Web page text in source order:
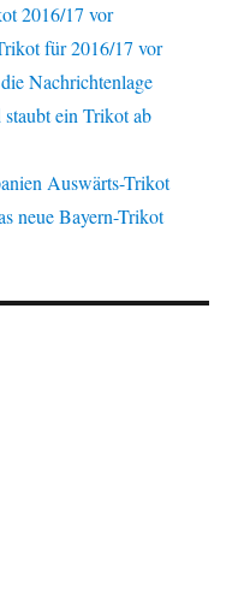
2016/17 vor
für 2016/17 vor
Nachrichtenlage
ein Trikot ab
Auswärts-Trikot
neue Bayern-Trikot